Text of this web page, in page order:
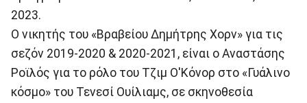
2023.
Ο νικητής του «Βραβείου Δημήτρης Χορν» για τις
σεζόν 2019-2020 & 2020-2021, είναι ο Αναστάσης
Ροϊλός για το ρόλο του Τζιμ Ο'Κόνορ στο «Γυάλινο
κόσμο» του Τενεσί Ουίλιαμς, σε σκηνοθεσία